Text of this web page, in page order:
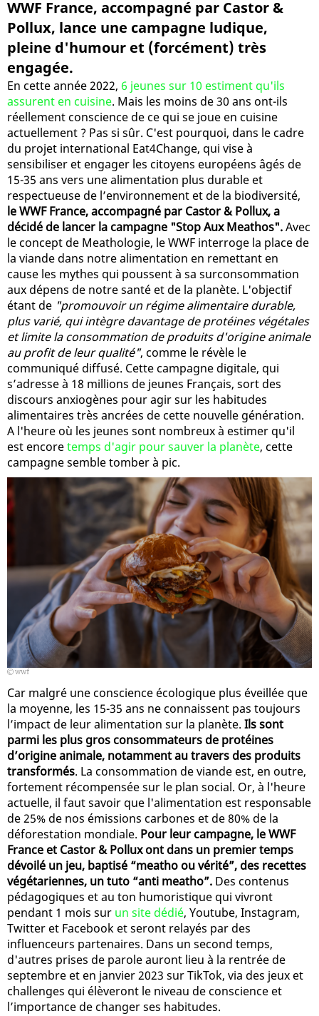
WWF France, accompagné par Castor &
Pollux, lance une campagne ludique,
pleine d'humour et (forcément) très
engagée.
En cette année 2022, 6 jeunes sur 10 estiment qu'ils
assurent en cuisine. Mais les moins de 30 ans ont-ils
réellement conscience de ce qui se joue en cuisine
actuellement ? Pas si sûr. C'est pourquoi, dans le cadre
du projet international Eat4Change, qui vise à
sensibiliser et engager les citoyens européens âgés de
15-35 ans vers une alimentation plus durable et
respectueuse de l’environnement et de la biodiversité,
le WWF France, accompagné par Castor & Pollux, a
décidé de lancer la campagne "Stop Aux Meathos".Avec
le concept de Meathologie, le WWF interroge la place de
la viande dans notre alimentation en remettant en
cause les mythes qui poussent à sa surconsommation
aux dépens de notre santé et de la planète. L'objectif
étant de "promouvoir un régime alimentaire durable,
plus varié, qui intègre davantage de protéines végétales
et limite la consommation de produits d'origine animale
au profit de leur qualité", comme le révèle le
communiqué diffusé. Cette campagne digitale, qui
s’adresse à 18 millions de jeunes Français, sort des
discours anxiogènes pour agir sur les habitudes
alimentaires très ancrées de cette nouvelle génération.
A l'heure où les jeunes sont nombreux à estimer qu'il
est encoretemps d'agir pour sauver la planète, cette
campagne semble tomber à pic.
wwf
Car malgré une conscience écologique plus éveillée que
la moyenne, les 15-35 ans ne connaissent pas toujours
l’impact de leur alimentation sur la planète. Ils sont
parmi les plus gros consommateurs de protéines
d’origine animale, notamment au travers des produits
transformés. La consommation de viande est, en outre,
fortement récompensée sur le plan social. Or, à l'heure
actuelle, il faut savoir que l'alimentation est responsable
de 25% de nos émissions carbones et de 80% de la
déforestation mondiale. Pour leur campagne, le WWF
France et Castor & Pollux ont dans un premier temps
dévoilé un jeu, baptisé “meatho ou vérité”, des recettes
végétariennes, un tuto “anti meatho”. Des contenus
pédagogiques et au ton humoristique qui vivront
pendant 1 mois sur un site dédié, Youtube, Instagram,
Twitter et Facebook et seront relayés par des
influenceurs partenaires. Dans un second temps,
d'autres prises de parole auront lieu à la rentrée de
septembre et en janvier 2023 sur TikTok, via des jeux et
challenges qui élèveront le niveau de conscience et
l’importance de changer ses habitudes.